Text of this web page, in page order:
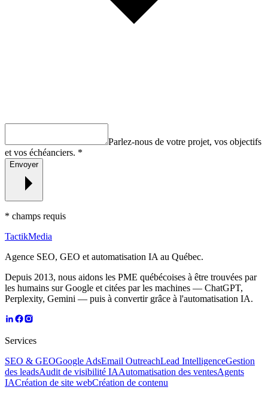
Parlez-nous de votre projet, vos objectifs
et vos échéanciers. *
Envoyer
* champs requis
TactikMedia
Agence SEO, GEO et automatisation IA au Québec.
Depuis 2013, nous aidons les PME québécoises à être trouvées par
les humains sur Google et citées par les machines — ChatGPT,
Perplexity, Gemini — puis à convertir grâce à l'automatisation IA.
Services
SEO & GEOGoogle AdsEmail OutreachLead IntelligenceGestion
des leadsAudit de visibilité IAAutomatisation des ventesAgents
IACréation de site webCréation de contenu